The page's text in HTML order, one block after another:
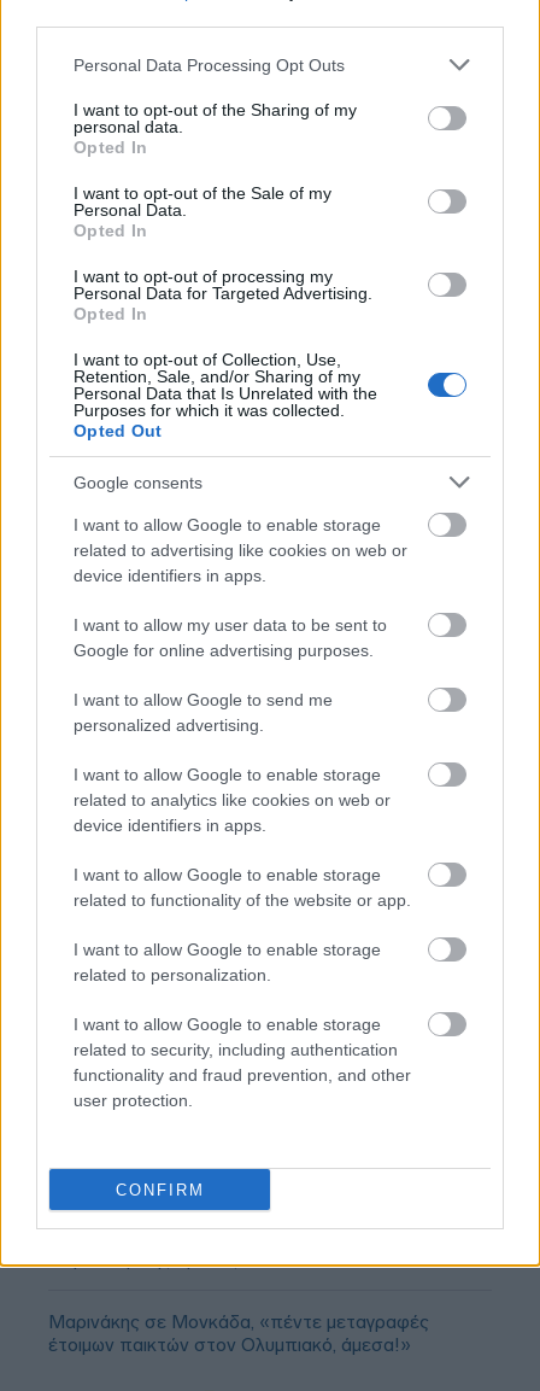
Please note that this website/app uses one or more Google
not limited to your visit or usage behaviour. You may click to
grant or deny consent to Google and its third-party tags to
use your data for below specified purposes in below Google
consent section.
Personal Data Processing Opt Outs
I want to opt-out of the Sharing of my
personal data.
Opted In
I want to opt-out of the Sale of my
Personal Data.
Opted In
I want to opt-out of processing my
Personal Data for Targeted Advertising.
Opted In
I want to opt-out of Collection, Use,
Retention, Sale, and/or Sharing of my
Personal Data that Is Unrelated with the
Purposes for which it was collected.
Opted Out
Google consents
I want to allow Google to enable storage
related to advertising like cookies on web or
device identifiers in apps.
I want to allow my user data to be sent to
Google for online advertising purposes.
I want to allow Google to send me
personalized advertising.
I want to allow Google to enable storage
related to analytics like cookies on web or
device identifiers in apps.
I want to allow Google to enable storage
related to functionality of the website or app.
I want to allow Google to enable storage
related to personalization.
I want to allow Google to enable storage
related to security, including authentication
functionality and fraud prevention, and other
user protection.
CONFIRM
Τράπεζες: Στα 55,5 εκατ. ευρώ ο λογαριασμός
από τα δάνεια του ν. Κατσέλη
Νέο Χωροταξικό Τουρισμού: Οι νέες «κόκκινες
γραμμές» για το περιβάλλον και τι αλλάζει σε
ξενοδοχεία, νησιά και επενδύσεις
Τα ανοιχτά μέτωπα για την ενίσχυση της
ελληνικής βιομηχανίας
TAGS: Πληθωρισμός
BEST OFINTERNET
ανακοίνωση της οικογένειας
Παναθηναϊκός: Αποθέωση από τους Ισπανούς για
το ρόστερ της ομάδας
Μαρινάκης σε Μονκάδα, «πέντε μεταγραφές
έτοιμων παικτών στον Ολυμπιακό, άμεσα!»